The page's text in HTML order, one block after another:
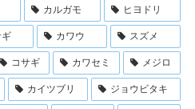
カルガモ ヒヨドリ
ギ カワウ スズメ
コサギ カワセミ メジロ
カイツブリ ジョウビタキ